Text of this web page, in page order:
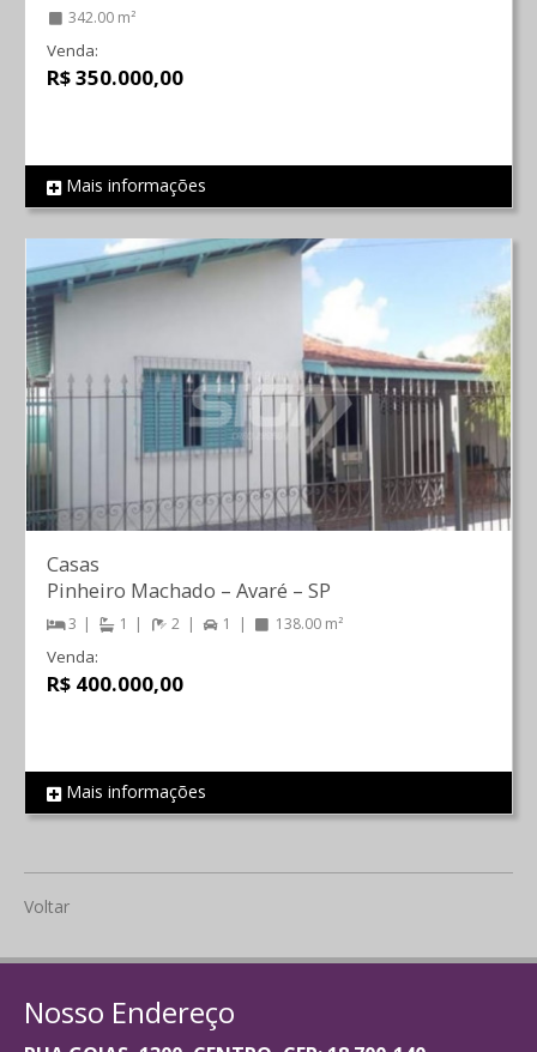
REF 1464
342.00 m²
Venda:
R$ 350.000,00
Mais informações
REF 107
Casas
Pinheiro Machado – Avaré – SP
3 1 2 1 138.00 m²
Venda:
R$ 400.000,00
Mais informações
Voltar
Nosso Endereço